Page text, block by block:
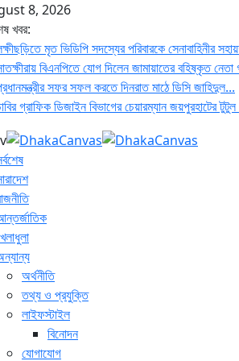
8, 2026
খবর:
মৃত ভিডিপি সদস্যের পরিবারকে সেনাবাহিনীর
বিএনপিতে যোগ দিলেন জামায়াতের বহিষ্কৃত নেতা
সফর সফল করতে দিনরাত মাঠে ডিসি জাহিদুল...
গ্রাফিক ডিজাইন বিভাগের চেয়ারম্যান জয়পুরহাটের টুটুল
অর্থনীতি
তথ্য ও প্রযুক্তি
লাইফস্টাইল
বিনোদন
যোগাযোগ